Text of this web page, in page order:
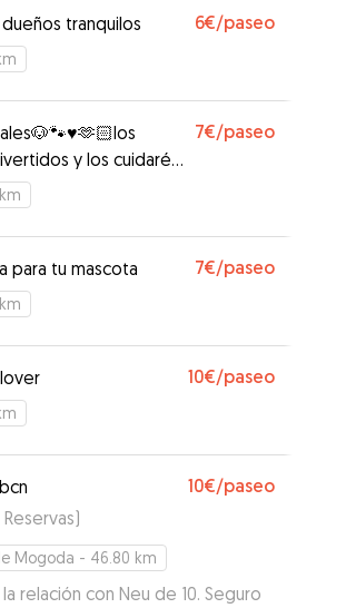
tranquilos 6€/paseo
y los cuidaré
guau!
7€/paseo
para tu mascota 7€/paseo
10€/paseo
10€/paseo
Reservas)
Mogoda - 46.80 km
relación con Neu de 10. Seguro